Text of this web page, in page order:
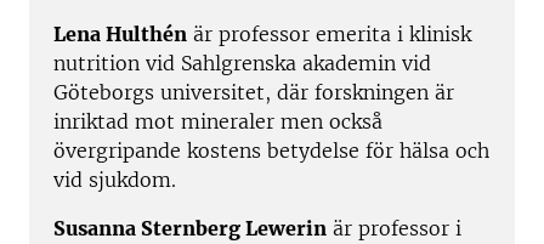
Lena Hulthén är professor emerita i klinisk
nutrition vid Sahlgrenska akademin vid
Göteborgs universitet, där forskningen är
inriktad mot mineraler men också
övergripande kostens betydelse för hälsa och
vid sjukdom.
Susanna Sternberg Lewerin är professor i